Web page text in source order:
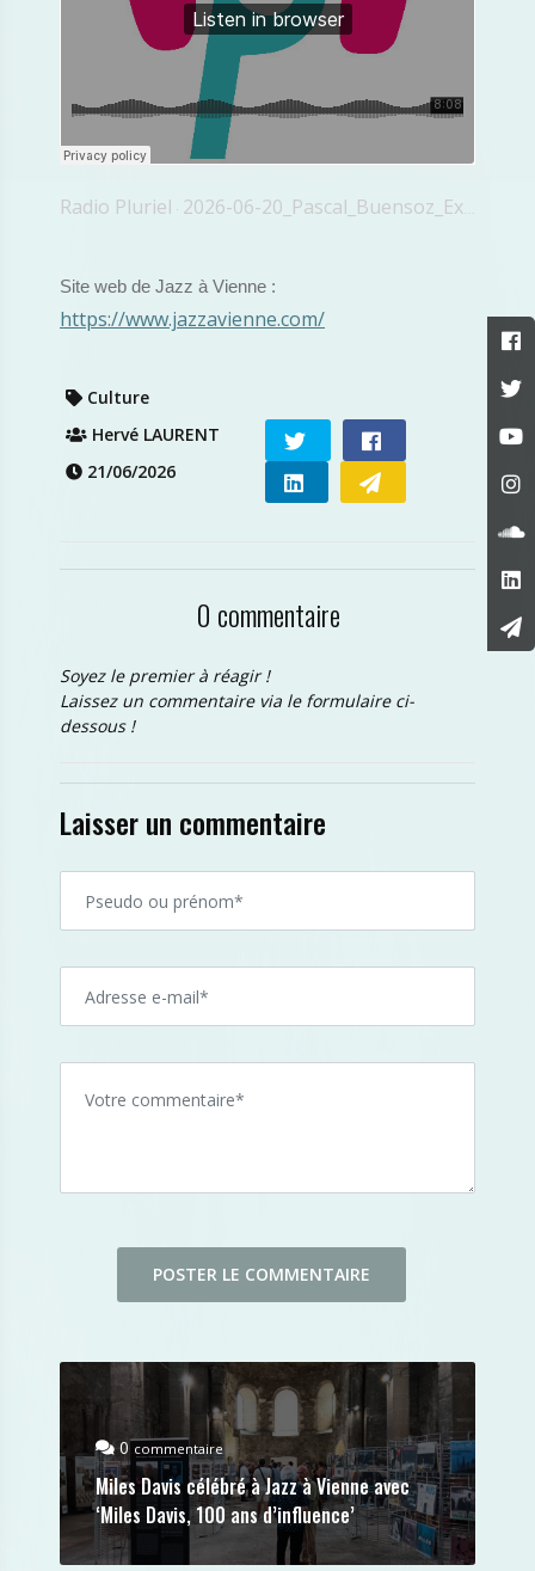
Radio Pluriel · 2026-06-20_Pascal_Buensoz_Expo_Miles_Davis
Site web de Jazz à Vienne :
https://www.jazzavienne.com/
Culture
Hervé LAURENT
21/06/2026
0 commentaire
Soyez le premier à réagir !
Laissez un commentaire via le formulaire ci-
dessous !
Laisser un commentaire
0commentaire
Miles Davis célébré à Jazz à Vienne avec
‘Miles Davis, 100 ans d’influence’